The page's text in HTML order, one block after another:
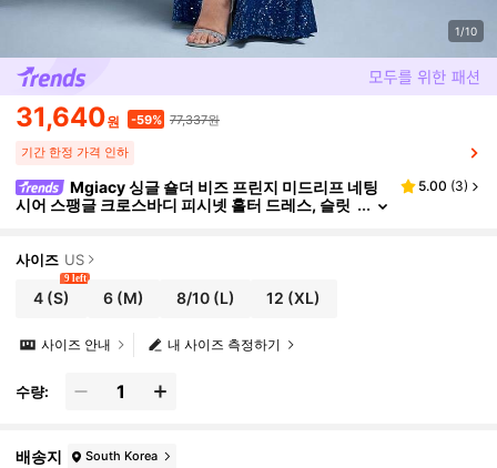
1/10
31,640원 -59% 77,337원
기간 한정 가격 인하
Mgiacy 싱글 숄더 비즈 프린지 미드리프 네팅
시어 스팽글 크로스바디 피시넷 홀터 드레스, 슬릿
5.00 (3)
사이즈 US
4 (S)
9 left
6 (M) 8/10(L) 12 (XL)
내 사이즈 측정하기
사이즈 안내
수량:
배송지 South Korea